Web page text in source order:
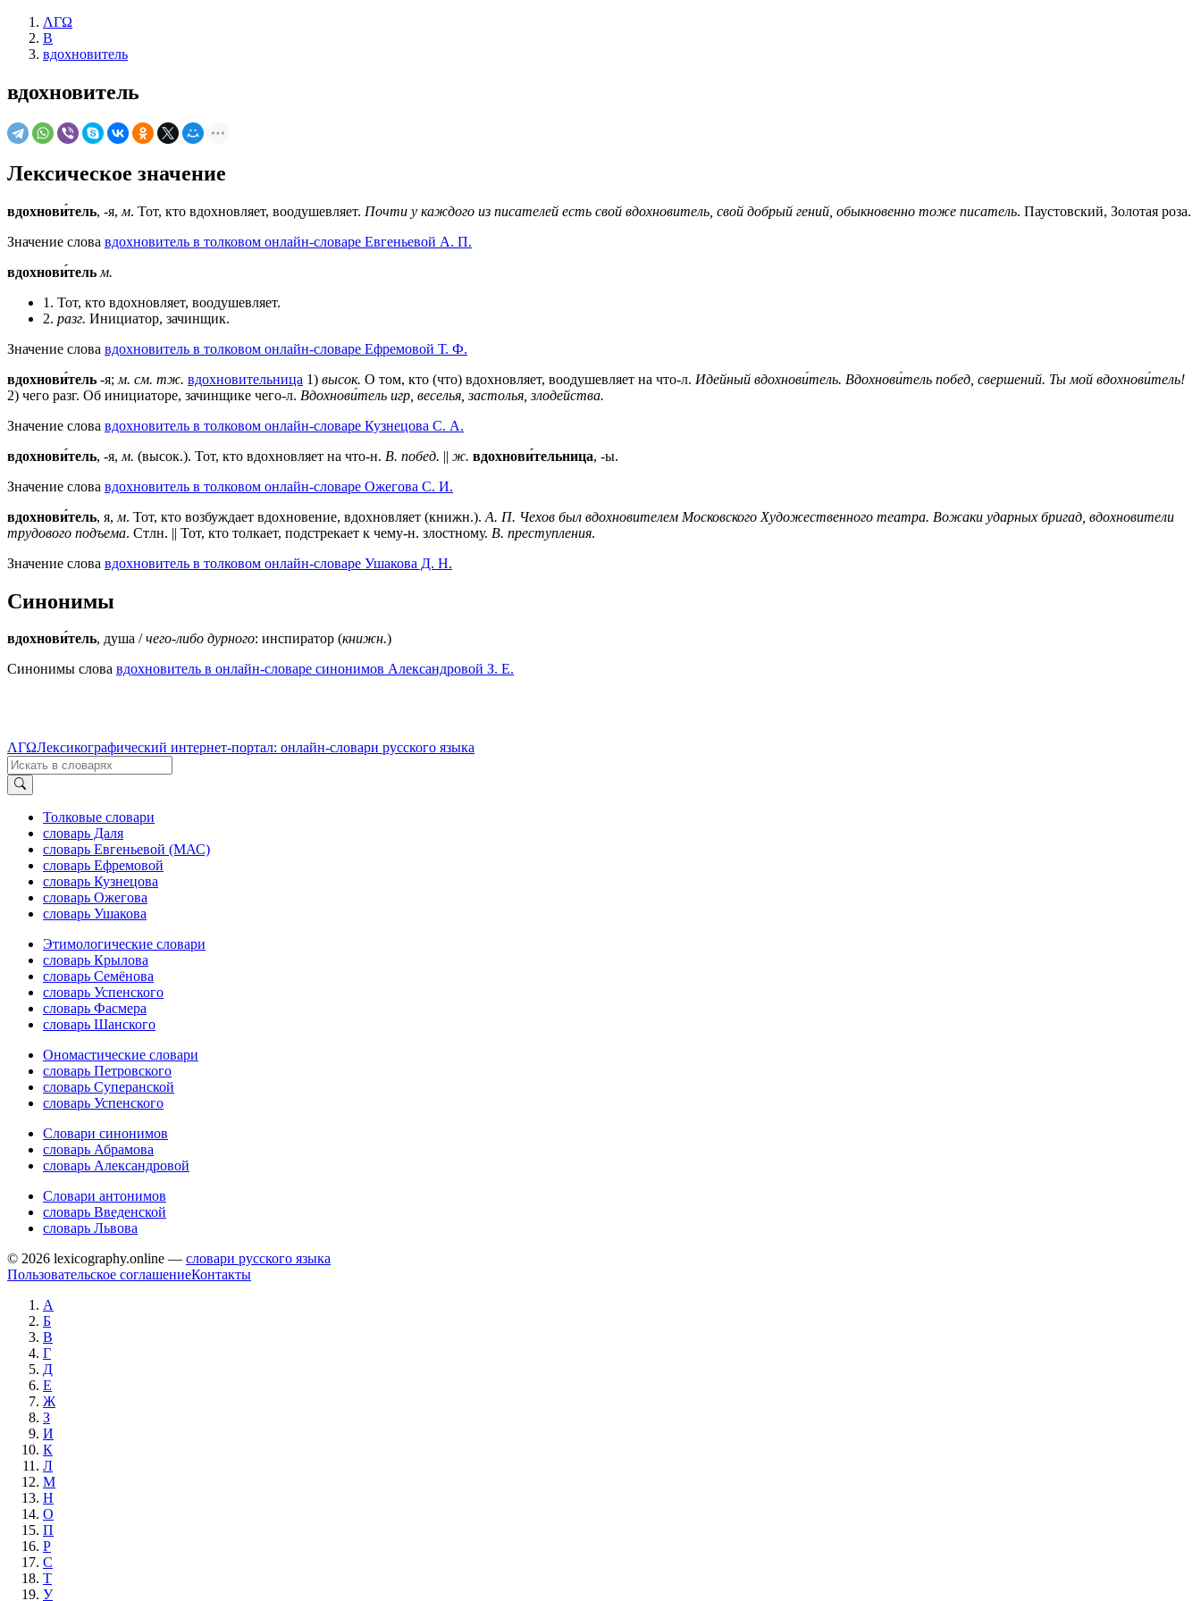
ΛΓΩ
В
вдохновитель
вдохновитель
Лексическое значение
вдохнови́тель, -я, м. Тот, кто вдохновляет, воодушевляет. Почти у каждого из писателей есть свой вдохновитель, свой добрый гений, обыкновенно тоже писатель. Паустовский, Золотая роза.
Значение слова вдохновитель в толковом онлайн-словаре Евгеньевой А. П.
вдохнови́тель м.
1. Тот, кто вдохновляет, воодушевляет.
2. разг. Инициатор, зачинщик.
Значение слова вдохновитель в толковом онлайн-словаре Ефремовой Т. Ф.
вдохнови́тель -я; м. см. тж. вдохновительница 1) высок. О том, кто (что) вдохновляет, воодушевляет на что-л. Идейный вдохнови́тель. Вдохнови́тель побед, свершений. Ты мой вдохнови́тель!
2) чего разг. Об инициаторе, зачинщике чего-л. Вдохнови́тель игр, веселья, застолья, злодейства.
Значение слова вдохновитель в толковом онлайн-словаре Кузнецова С. А.
вдохнови́тель, -я, м. (высок.). Тот, кто вдохновляет на что-н. В. побед. || ж. вдохнови́тельница, -ы.
Значение слова вдохновитель в толковом онлайн-словаре Ожегова C. И.
вдохнови́тель, я, м. Тот, кто возбуждает вдохновение, вдохновляет (книжн.). А. П. Чехов был вдохновителем Московского Художественного театра. Вожаки ударных бригад, вдохновители
трудового подъема. Стлн. || Тот, кто толкает, подстрекает к чему-н. злостному. В. преступления.
Значение слова вдохновитель в толковом онлайн-словаре Ушакова Д. Н.
Синонимы
вдохнови́тель, душа /чего-либо дурного: инспиратор (книжн.)
Синонимы слова вдохновитель в онлайн-словаре синонимов Александровой З. Е.
ΛΓΩЛексикографический интернет-портал: онлайн-словари русского языка
Толковые словари
словарь Даля
словарь Евгеньевой (МАС)
словарь Ефремовой
словарь Кузнецова
словарь Ожегова
словарь Ушакова
Этимологические словари
словарь Крылова
словарь Семёнова
словарь Успенского
словарь Фасмера
словарь Шанского
Ономастические словари
словарь Петровского
словарь Суперанской
словарь Успенского
Словари синонимов
словарь Абрамова
словарь Александровой
Словари антонимов
словарь Введенской
словарь Львова
© 2026 lexicography.online — словари русского языка
Пользовательское соглашениеКонтакты
А
Б
В
Г
Д
Е
Ж
З
И
К
Л
М
Н
О
П
Р
С
Т
У